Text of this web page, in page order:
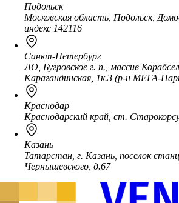
Подольск
Московская область, Подольск,
индекс 142116
Санкт-Петербург
ЛО, Бугровское г. п., массив
Карагандинская, 1к.3 (р-н МЕГА-
Краснодар
Краснодарский край, ст.
Казань
Татарстан, г. Казань, поселок
Чернышевского, д.67